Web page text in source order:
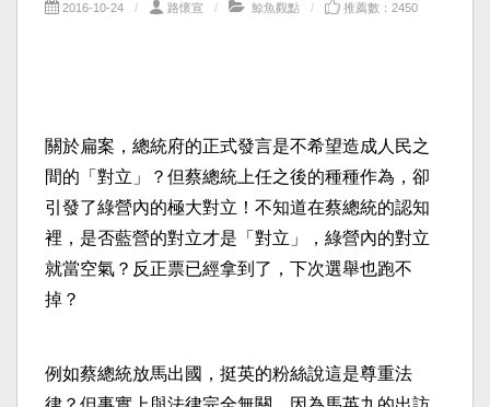
2016-10-24 路懷宣 鯨魚觀點 推薦數：2450
關於扁案，總統府的正式發言是不希望造成人民之
間的「對立」？但蔡總統上任之後的種種作為，卻
引發了綠營內的極大對立！不知道在蔡總統的認知
裡，是否藍營的對立才是「對立」，綠營內的對立
就當空氣？反正票已經拿到了，下次選舉也跑不
掉？
例如蔡總統放馬出國，挺英的粉絲說這是尊重法